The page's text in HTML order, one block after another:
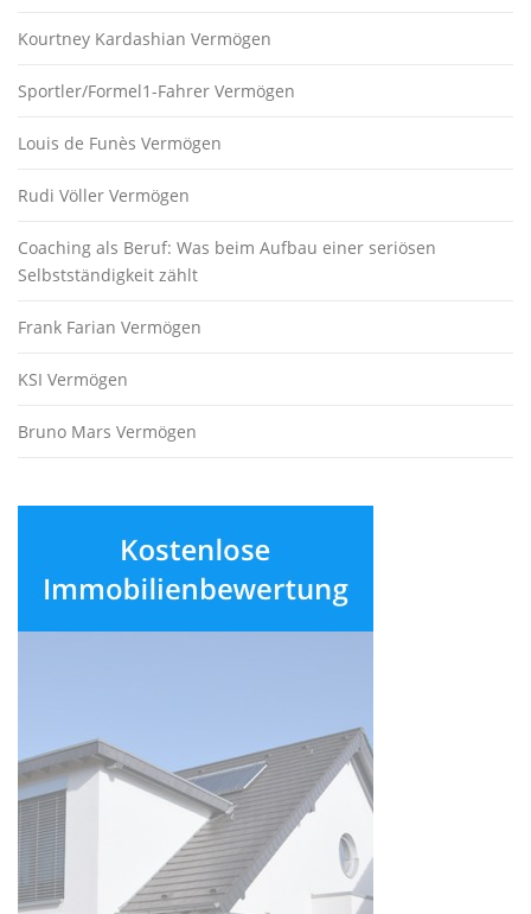
Kourtney Kardashian Vermögen
Sportler/Formel1-Fahrer Vermögen
Louis de Funès Vermögen
Rudi Völler Vermögen
Coaching als Beruf: Was beim Aufbau einer seriösen
Selbstständigkeit zählt
Frank Farian Vermögen
KSI Vermögen
Bruno Mars Vermögen